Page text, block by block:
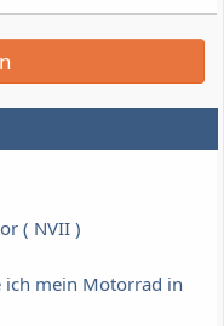
( NVII )
ich mein Motorrad in